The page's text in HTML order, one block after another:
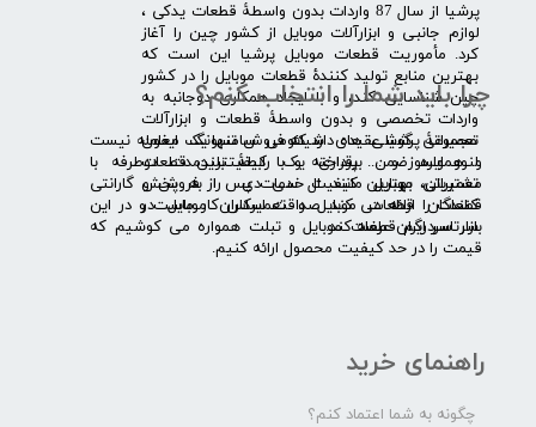
​پرشیا از سال 87 واردات بدون واسطۀ قطعات یدکی ،
لوازم جانبی و ابزارآلات موبایل از کشور چین را آغاز
کرد. مأموریت قطعات موبایل پرشیا این است که
بهترین منابع تولید کنندۀ قطعات موبایل را در کشور
چین شناسایی کند، و با ایجاد همکاری دوجانبه به
واردات تخصصی و بدون واسطۀ قطعات و ابزارآلات
تعمیراتی گوشی های شیائومی سامسونگ ایفون
لنوو ایسوز و .... پرداخته و با کیفیت­ترین قطعات
تعمیراتی موبایل مانند ال سی دی را به پخش
کنندگان قطعات موبایل و تعمیرکاران موبایل در
سرتاسر ایران عرضه کند.
راهنمای خرید
چگونه به شما اعتماد کنم؟
چرا باید شما را انتخاب کنم؟
​​ ​مجموعۀ پرشیا عقیده دارد که فروش تنها یک معامله نیست
و همواره ضمن برقراری یک رابطۀ بلندمدت دوطرفه با
مشتریان، بهترین کیفیت خدمات پس از فروش و گارانتی
قطعات را ارائه می­ کند. صداقت اساس کار ماست و در این
بازار سردرگم قطعات موبایل و تبلت همواره می کوشیم که
قیمت را در حد کیفیت محصول ارائه کنیم.